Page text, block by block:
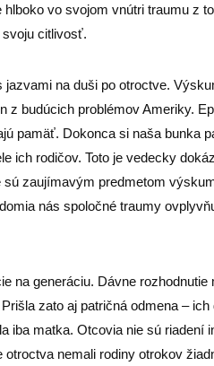
vo svojom vnútri traumu z
citlivosť.
na duši po otroctve.
z budúcich problémov Ameriky.
pamäť. Dokonca si naša bunka
ich rodičov. Toto je vedecky
sú zaujímavým predmetom
nás spoločné traumy
na generáciu. Dávne
zato aj patričná odmena –
iba matka. Otcovia nie sú riadení
nemali rodiny otrokov